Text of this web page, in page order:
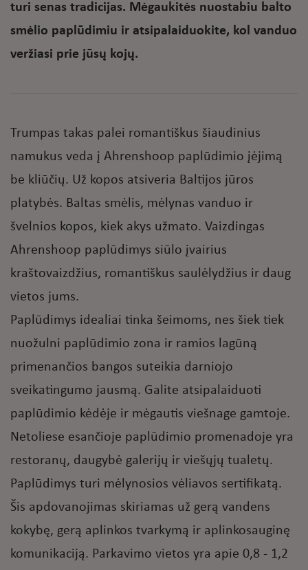
turi senas tradicijas. Mėgaukitės nuostabiu balto
smėlio paplūdimiu ir atsipalaiduokite, kol vanduo
veržiasi prie jūsų kojų.
Trumpas takas palei romantiškus šiaudinius
namukus veda į Ahrenshoop paplūdimio įėjimą
be kliūčių. Už kopos atsiveria Baltijos jūros
platybės. Baltas smėlis, mėlynas vanduo ir
švelnios kopos, kiek akys užmato. Vaizdingas
Ahrenshoop paplūdimys siūlo įvairius
kraštovaizdžius, romantiškus saulėlydžius ir daug
vietos jums.
Paplūdimys idealiai tinka šeimoms, nes šiek tiek
nuožulni paplūdimio zona ir ramios lagūną
primenančios bangos suteikia darniojo
sveikatingumo jausmą. Galite atsipalaiduoti
paplūdimio kėdėje ir mėgautis viešnage gamtoje.
Netoliese esančioje paplūdimio promenadoje yra
restoranų, daugybė galerijų ir viešųjų tualetų.
Paplūdimys turi mėlynosios vėliavos sertifikatą.
Šis apdovanojimas skiriamas už gerą vandens
kokybę, gerą aplinkos tvarkymą ir aplinkosauginę
komunikaciją. Parkavimo vietos yra apie 0,8 - 1,2